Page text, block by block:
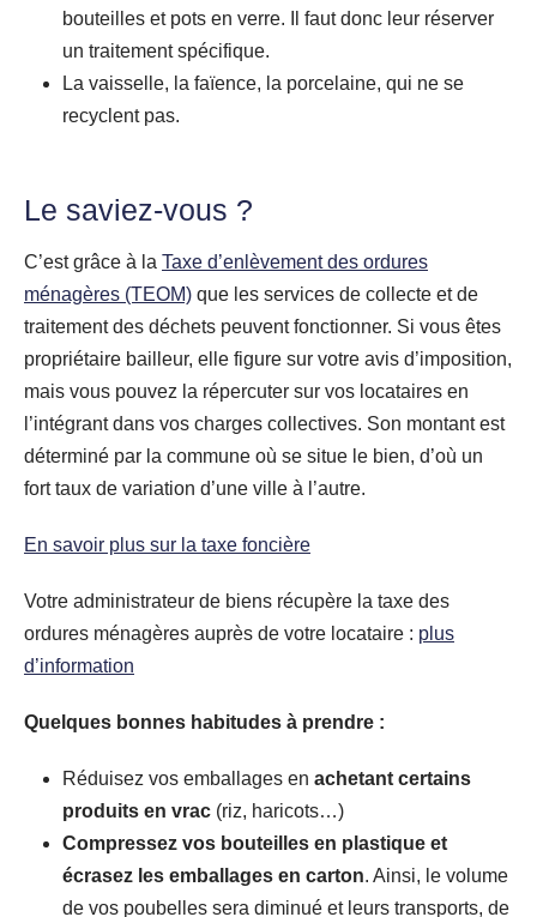
bouteilles et pots en verre. Il faut donc leur réserver
un traitement spécifique.
La vaisselle, la faïence, la porcelaine, qui ne se
recyclent pas.
Le saviez-vous ?
C’est grâce à la Taxe d’enlèvement des ordures
ménagères (TEOM) que les services de collecte et de
traitement des déchets peuvent fonctionner. Si vous êtes
propriétaire bailleur, elle figure sur votre avis d’imposition,
mais vous pouvez la répercuter sur vos locataires en
l’intégrant dans vos charges collectives. Son montant est
déterminé par la commune où se situe le bien, d’où un
fort taux de variation d’une ville à l’autre.
En savoir plus sur la taxe foncière
Votre administrateur de biens récupère la taxe des
ordures ménagères auprès de votre locataire : plus
d’information
Quelques bonnes habitudes à prendre :
Réduisez vos emballages en achetant certains
produits en vrac (riz, haricots…)
Compressez vos bouteilles en plastique et
écrasez les emballages en carton. Ainsi, le volume
de vos poubelles sera diminué et leurs transports, de